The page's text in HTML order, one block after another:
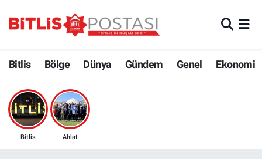
Bitlis Bölge Dünya Gündem Genel Ekonomi
Bitlis Ahlat
Bölge
Çevre
Bitlis Trafik Yoğunluk Haritası
Süper Lig Puan Durumu ve Fikstür